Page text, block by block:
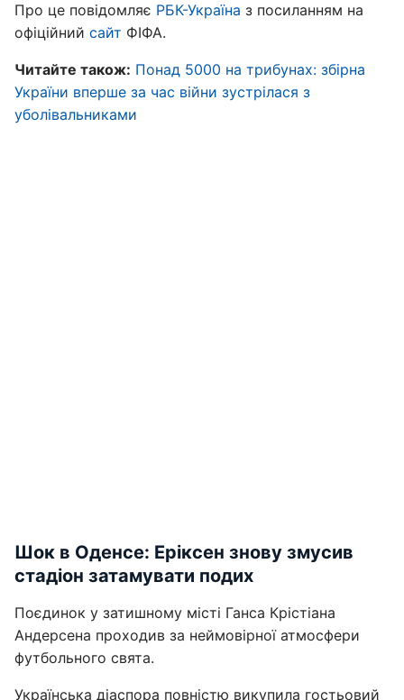
Про це повідомляє РБК-Україна з посиланням на
офіційний сайт ФІФА.
Читайте також: Понад 5000 на трибунах: збірна
України вперше за час війни зустрілася з
уболівальниками
Шок в Оденсе: Еріксен знову змусив
стадіон затамувати подих
Поєдинок у затишному місті Ганса Крістіана
Андерсена проходив за неймовірної атмосфери
футбольного свята.
Українська діаспора повністю викупила гостьовий